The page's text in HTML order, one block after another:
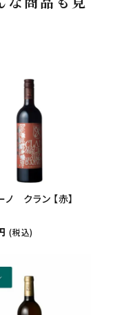
ノ クラン 【赤】
(税込)